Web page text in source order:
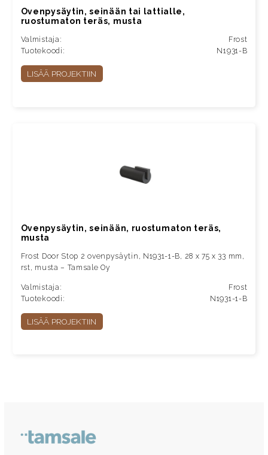
Ovenpysäytin, seinään tai lattialle,
ruostumaton teräs, musta
Valmistaja:
Frost
Tuotekoodi:
N1931-B
LISÄÄ PROJEKTIIN
Ovenpysäytin, seinään, ruostumaton teräs,
musta
Frost Door Stop 2 ovenpysäytin, N1931-1-B, 28 x 75 x 33 mm,
rst, musta – Tamsale Oy
Valmistaja:
Frost
Tuotekoodi:
N1931-1-B
LISÄÄ PROJEKTIIN